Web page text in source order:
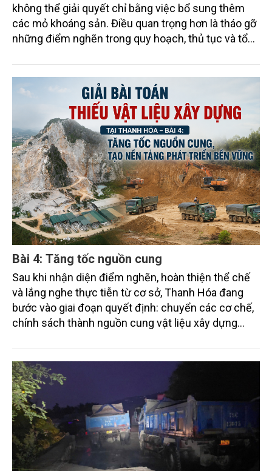
không thể giải quyết chỉ bằng việc bổ sung thêm
các mỏ khoáng sản. Điều quan trọng hơn là tháo gỡ
những điểm nghẽn trong quy hoạch, thủ tục và tổ
chóng trở thành nguồn lực phục vụ phát triển.
Nhiều giải pháp đã được đưa ra, cùng với yêu cầu
tăng cường giám sát, xác định rõ trách nhiệm của
từng cơ quan, từng cá nhân nhằm khơi thông nguồn
cung khoáng sản cho các công trình trọng điểm.
Bài 4: Tăng tốc nguồn cung
Sau khi nhận diện điểm nghẽn, hoàn thiện thể chế
và lắng nghe thực tiễn từ cơ sở, Thanh Hóa đang
bước vào giai đoạn quyết định: chuyển các cơ chế,
chính sách thành nguồn cung vật liệu xây dựng
năm 2026 sẽ không chỉ giải quyết tình trạng khan
hiếm trước mắt mà còn định hình một thị trường
khoáng sản minh bạch, ổn định và phát triển bền
vững.